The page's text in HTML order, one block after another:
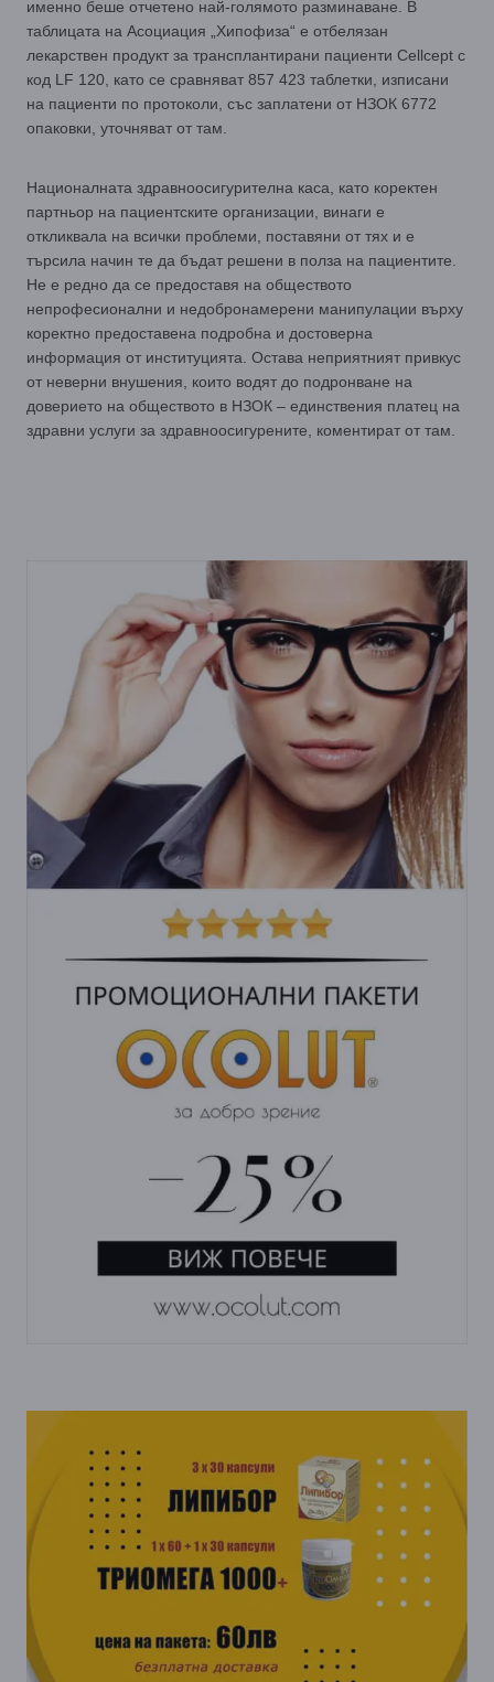
именно беше отчетено най-голямото разминаване. В
таблицата на Асоциация „Хипофиза“ е отбелязан
лекарствен продукт за трансплантирани пациенти Cellcept с
код LF 120, като се сравняват 857 423 таблетки, изписани
на пациенти по протоколи, със заплатени от НЗОК 6772
опаковки, уточняват от там.
Националната здравноосигурителна каса, като коректен
партньор на пациентските организации, винаги е
откликвала на всички проблеми, поставяни от тях и е
търсила начин те да бъдат решени в полза на пациентите.
Не е редно да се предоставя на обществото
непрофесионални и недобронамерени манипулации върху
коректно предоставена подробна и достоверна
информация от институцията. Остава неприятният привкус
от неверни внушения, които водят до подронване на
доверието на обществото в НЗОК – единствения платец на
здравни услуги за здравноосигурените, коментират от там.